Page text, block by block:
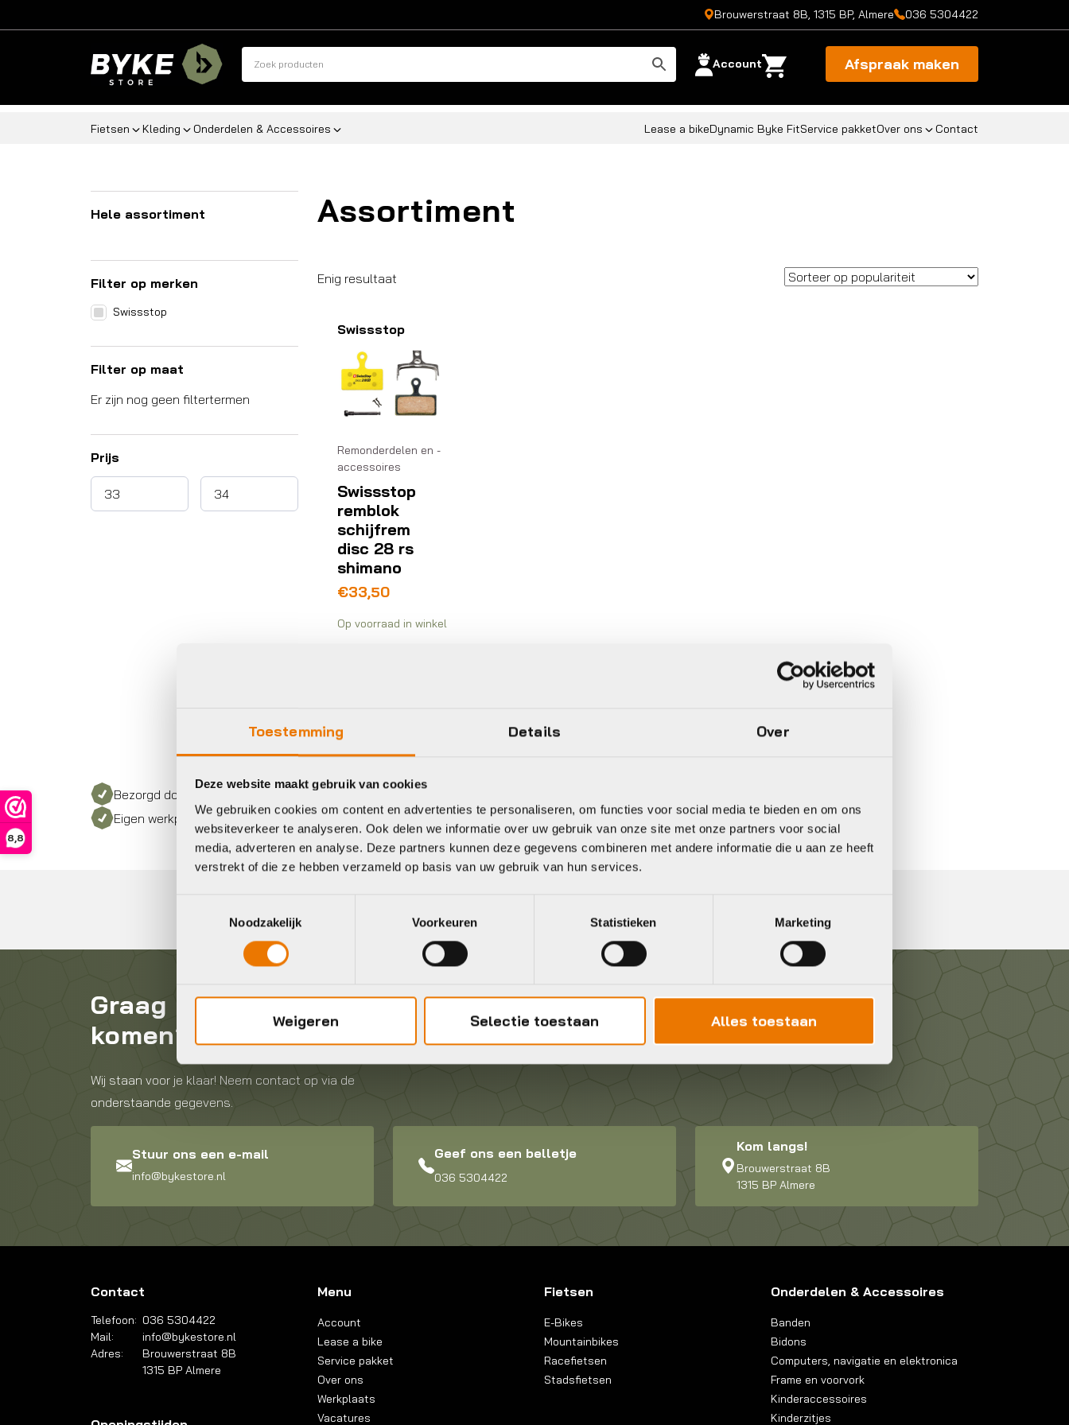
Toestemming Details Over
Deze website maakt gebruik van cookies
We gebruiken cookies om content en advertenties te personaliseren, om functies voor social media te bieden en om ons
websiteverkeer te analyseren. Ook delen we informatie over uw gebruik van onze site met onze partners voor social
media, adverteren en analyse. Deze partners kunnen deze gegevens combineren met andere informatie die u aan ze heeft
verstrekt of die ze hebben verzameld op basis van uw gebruik van hun services.
Noodzakelijk
Voorkeuren Statistieken Marketing
Weigeren Selectie toestaan Alles toestaan
8,8
Brouwerstraat 8B, 1315 BP, Almere 036 5304422
Account Afspraak maken
Fietsen Kleding Onderdelen & Accessoires Lease a bikeDynamic Byke FitService pakketOver ons Contact
Hele assortiment
Filter op merken
Swissstop
Filter op maat
Er zijn nog geen filtertermen
Prijs
Assortiment
Enig resultaat
Swissstop
Remonderdelen en -
accessoires
Swissstop
remblok
schijfrem
disc 28 rs
shimano
€33,50
Op voorraad in winkel
Bezorgd door heel Nederland Gratis
Eigen werkplaats met gecertificeerd personeel
Graag in contact
komen?
Wij staan voor je klaar! Neem contact op via de
onderstaande gegevens.
Stuur ons een e-mail
info@bykestore.nl
Geef ons een belletje
036 5304422
Kom langs!
Brouwerstraat 8B
1315 BP Almere
Contact
Telefoon: 036 5304422
Mail:
info@bykestore.nl
Adres:
Brouwerstraat 8B
1315 BP Almere
Menu
Account
Lease a bike
Service pakket
Over ons
Werkplaats
Vacatures
Fietsen
E-Bikes
Mountainbikes
Racefietsen
Stadsfietsen
Onderdelen & Accessoires
Banden
Bidons
Computers, navigatie en elektronica
Frame en voorvork
Kinderaccessoires
Kinderzitjes